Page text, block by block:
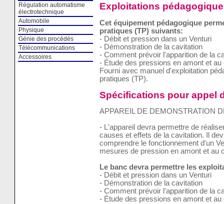
Régulation automatisme
électrotechnique
Automobile
Physique
Génie des procédés
Télécommunications
Accessoires
Exploitations
Cet équipement pédagogique
pratiques (TP) suivants:
- Débit et pression dans un Venturi
- Démonstration de la cavitation
- Comment prévoir l'apparition de la
- Étude des pressions en amont et au
Fourni avec manuel d'exploitation
pratiques (TP).
Spécifications pour appel
APPAREIL DE DEMONSTRATION
- L'appareil devra permettre de
causes et effets de la cavitation. Il
comprendre le fonctionnement d'un
mesures de pression en amont et au
Le banc devra permettre les
- Débit et pression dans un Venturi
- Démonstration de la cavitation
- Comment prévoir l'apparition de la
- Étude des pressions en amont et au